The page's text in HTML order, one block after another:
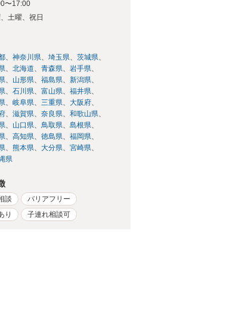
〜17:00
土曜、祝日
神奈川県 埼玉県
茨城県
北海道 青森県
岩手県
山形県 福島県
新潟県
石川県 富山県
福井県
岐阜県 三重県
大阪府
滋賀県 奈良県
和歌山県
山口県 鳥取県
島根県
高知県 徳島県
福岡県
熊本県 大分県
宮崎県
県
談
バリアフリー
り
子連れ相談可